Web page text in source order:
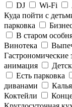
DJ
Wi-Fi
Куда пойти с
парковка
В старом
Винотека
Гастрономические
анимация
Есть парковка
диванами
Коктейли